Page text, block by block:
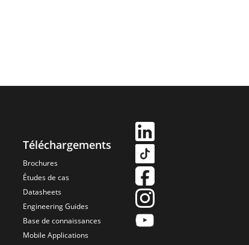
Téléchargements
Brochures
Études de cas
Datasheets
Engineering Guides
Base de connaissances
Mobile Applications